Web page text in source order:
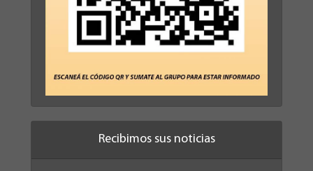
Recibimos sus noticias